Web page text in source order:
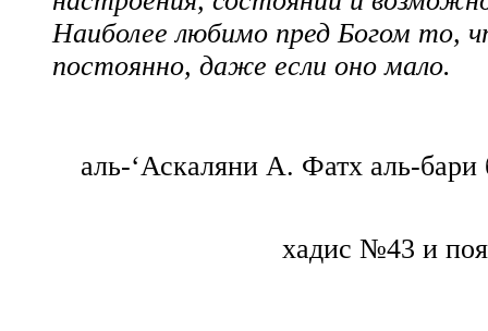
Наиболее любимо пред Богом то,
постоянно, даже если оно мало.
аль-‘Аскаляни А. Фатх аль-
хадис №43 и